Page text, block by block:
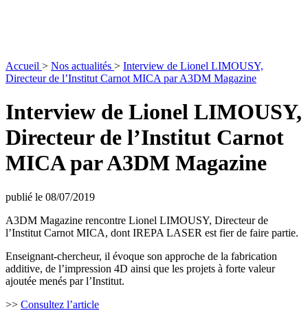
Accueil > Nos actualités > Interview de Lionel LIMOUSY,
Directeur de l’Institut Carnot MICA par A3DM Magazine
Interview de Lionel LIMOUSY,
Directeur de l’Institut Carnot
MICA par A3DM Magazine
publié le 08/07/2019
A3DM Magazine rencontre Lionel LIMOUSY, Directeur de
l’Institut Carnot MICA, dont IREPA LASER est fier de faire partie.
Enseignant-chercheur, il évoque son approche de la fabrication
additive, de l’impression 4D ainsi que les projets à forte valeur
ajoutée menés par l’Institut.
>> Consultez l’article